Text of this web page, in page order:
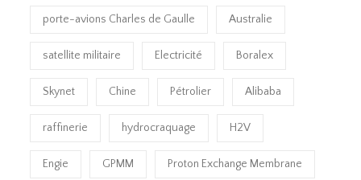
porte-avions Charles de Gaulle Australie
satellite militaire Electricité Boralex
Skynet Chine Pétrolier Alibaba
raffinerie hydrocraquage H2V
Engie GPMM Proton Exchange Membrane